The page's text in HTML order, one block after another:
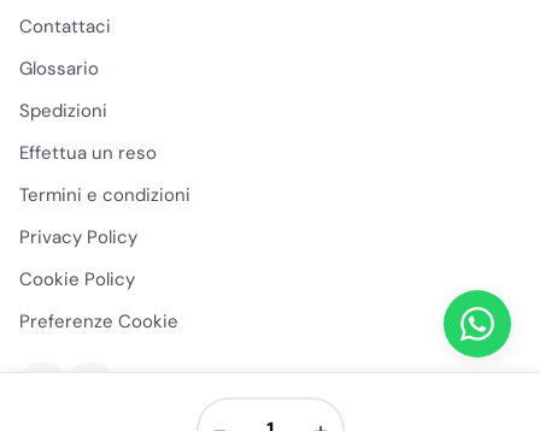
Contattaci
Glossario
Spedizioni
Effettua un reso
Termini e condizioni
Privacy Policy
Cookie Policy
Preferenze Cookie